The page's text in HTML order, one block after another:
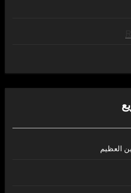
العظيم